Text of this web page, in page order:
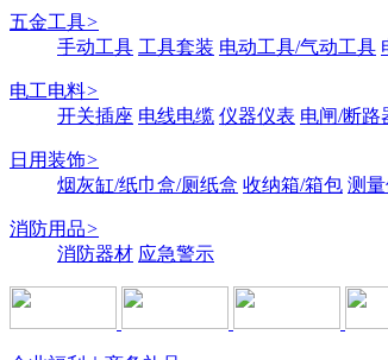
五金工具>
手动工具 工具套装 电动工具/气动工具
电工电料>
开关插座 电线电缆 仪器仪表 电闸/断路
日用装饰>
烟灰缸/纸巾盒/厕纸盒 收纳箱/箱包 测
消防用品>
消防器材 应急警示